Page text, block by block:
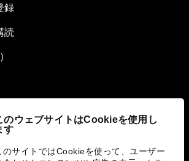
のウェブサイトはCookieを使用し
す
のサイトではCookieを使って、ユーザー
録
読
の取り組み
)